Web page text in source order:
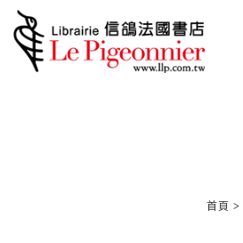
首頁 >